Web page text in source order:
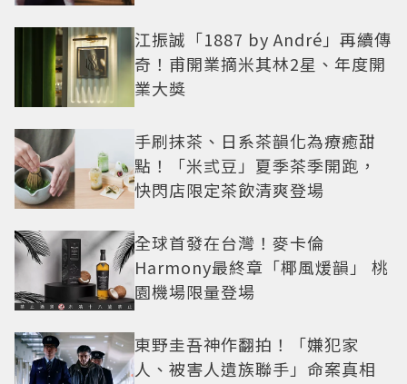
江振誠「1887 by André」再續傳
奇！甫開業摘米其林2星、年度開
業大獎
手刷抹茶、日系茶韻化為療癒甜
點！「米弎豆」夏季茶季開跑，
快閃店限定茶飲清爽登場
全球首發在台灣！麥卡倫
Harmony最終章「椰風煖韻」 桃
園機場限量登場
東野圭吾神作翻拍！「嫌犯家
人、被害人遺族聯手」命案真相